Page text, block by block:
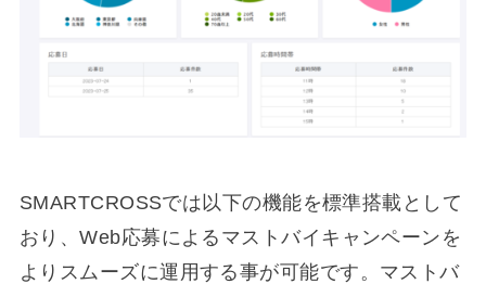
SMARTCROSSでは以下の機能を標準搭載として
おり、Web応募によるマストバイキャンペーンを
よりスムーズに運用する事が可能です。マストバ